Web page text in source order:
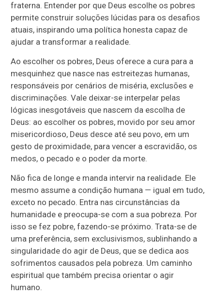
fraterna. Entender por que Deus escolhe os pobres
permite construir soluções lúcidas para os desafios
atuais, inspirando uma política honesta capaz de
ajudar a transformar a realidade.
Ao escolher os pobres, Deus oferece a cura para a
mesquinhez que nasce nas estreitezas humanas,
responsáveis por cenários de miséria, exclusões e
discriminações. Vale deixar-se interpelar pelas
lógicas inesgotáveis que nascem da escolha de
Deus: ao escolher os pobres, movido por seu amor
misericordioso, Deus desce até seu povo, em um
gesto de proximidade, para vencer a escravidão, os
medos, o pecado e o poder da morte.
Não fica de longe e manda intervir na realidade. Ele
mesmo assume a condição humana — igual em tudo,
exceto no pecado. Entra nas circunstâncias da
humanidade e preocupa-se com a sua pobreza. Por
isso se fez pobre, fazendo-se próximo. Trata-se de
uma preferência, sem exclusivismos, sublinhando a
singularidade do agir de Deus, que se dedica aos
sofrimentos causados pela pobreza. Um caminho
espiritual que também precisa orientar o agir
humano.